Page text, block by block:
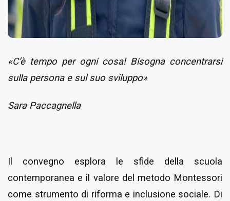
«C’è tempo per ogni cosa! Bisogna concentrarsi
sulla persona e sul suo sviluppo»
Sara Paccagnella
Il convegno esplora le sfide della scuola
contemporanea e il valore del metodo Montessori
come strumento di riforma e inclusione sociale. Di